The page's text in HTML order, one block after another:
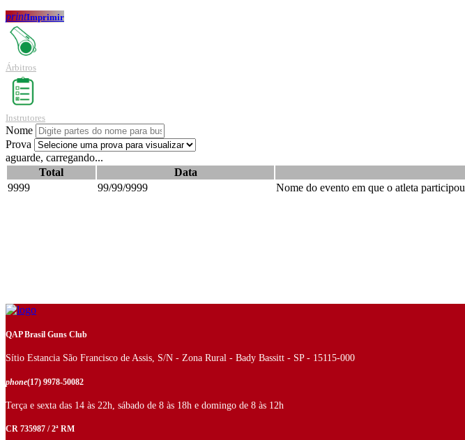
printImprimir
Árbitros
Instrutores
Nome
Prova
aguarde, carregando...
Total
Data
9999
99/99/9999 Nome do evento em que o atleta participou
QAP Brasil Guns Club
Sítio Estancia São Francisco de Assis, S/N - Zona Rural - Bady Bassitt - SP - 15115-000
phone(17) 9978-50082
Terça e sexta das 14 às 22h, sábado de 8 às 18h e domingo de 8 às 12h
CR 735987 / 2ª RM